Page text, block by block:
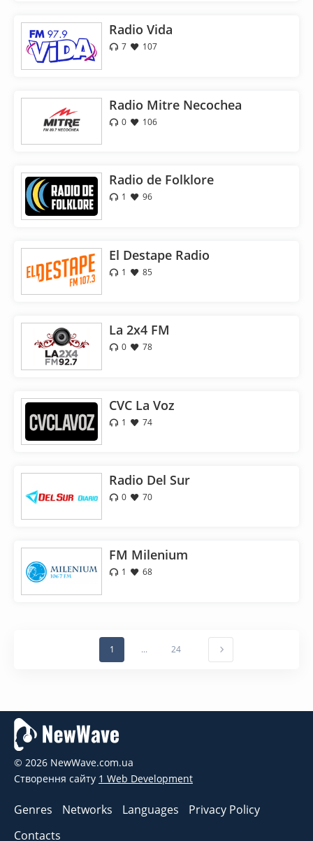
Radio Vida
7 107
Radio Mitre Necochea
0 106
Radio de Folklore
1 96
El Destape Radio
1 85
La 2x4 FM
0 78
CVC La Voz
1 74
Radio Del Sur
0 70
FM Milenium
1 68
1 ... 24
© 2026 NewWave.com.ua
Створення сайту 1 Web Development
Genres Networks Languages
Privacy Policy
Contacts